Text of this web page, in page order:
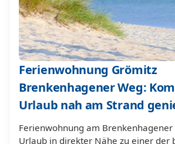
Ferienwohnung Grömitz
Brenkenhagener Weg:
Urlaub nah am Strand
Ferienwohnung am Brenkenhagener
Urlaub in direkter Nähe zu einer der